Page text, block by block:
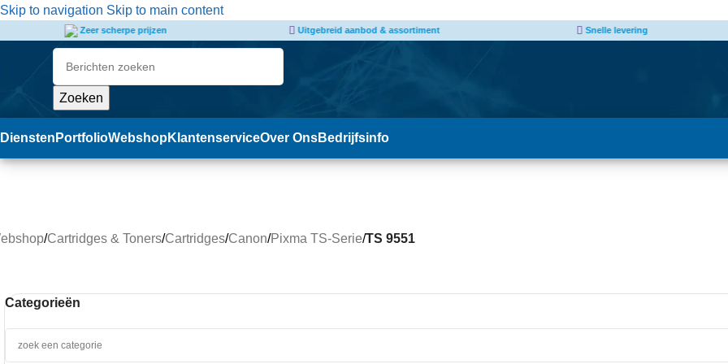
de
Skip to navigation Skip to main content
Uitgebreid aanbod & assortiment Snelle levering Afhalen van producten mogelijk
Zoeken
Diensten PortfolioWebshopKlantenserviceOver OnsBedrijfsinfo
/Cartridges & Toners/Cartridges/Canon/Pixma TS-Serie/TS 9551
Categorieën